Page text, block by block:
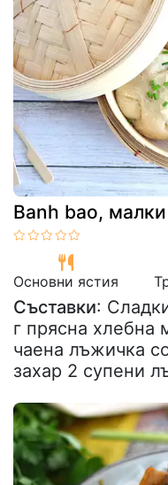
Banh bao,
Основни ястия
Съставки:
г прясна хлебна
чаена лъжичка
захар 2 супени